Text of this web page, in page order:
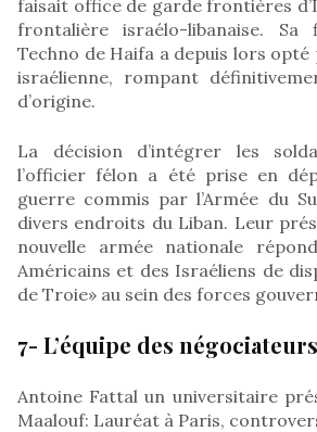
faisait office de garde frontières
frontalière israélo-libanaise. Sa
Techno de Haifa a depuis lors
israélienne, rompant
d’origine.
La décision d’intégrer les
l’officier félon a été prise en
guerre commis par l’Armée du
divers endroits du Liban. Leur
nouvelle armée nationale
Américains et des Israéliens de
de Troie» au sein des forces
7- L’équipe des
Antoine Fattal un universitaire
Maalouf: Lauréat à Paris,